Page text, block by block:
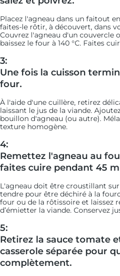
Placez l'agneau dans un faitout
faites-le rôtir, à découvert, dans
Couvrez l'agneau d'un couvercle
baissez le four à 140 °C. Faites
3:
Une fois la cuisson
four.
À l'aide d'une cuillère, retirez
laissant le jus de la viande.
bouillon d'agneau (ou autre).
texture homogène.
4:
Remettez l'agneau au
faites cuire pendant 45
L'agneau doit être croustillant
tendre pour être déchiré à la
four ou de la rôtissoire et laissez
d’émietter la viande. Conservez
5:
Retirez la sauce tomate
casserole séparée pour
complètement.